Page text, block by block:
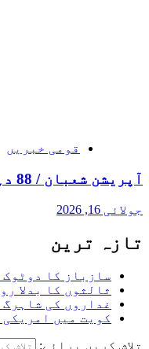
قومی خبریں
آپریشن شعبان / 88 دہشت گرد ہلاک
جولائی 16, 2026
تازہ ترین
سازباز کا دوٹوک
ثالثوں کا بدلا
غداروں کی
کویت میں امریکی
تلاش کریں برائے: